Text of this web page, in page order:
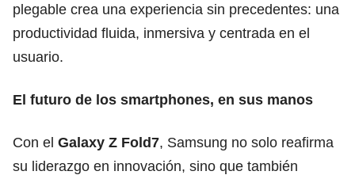
plegable crea una experiencia sin precedentes: una
productividad fluida, inmersiva y centrada en el
usuario.
El futuro de los smartphones, en sus manos
Con el Galaxy Z Fold7, Samsung no solo reafirma
su liderazgo en innovación, sino que también